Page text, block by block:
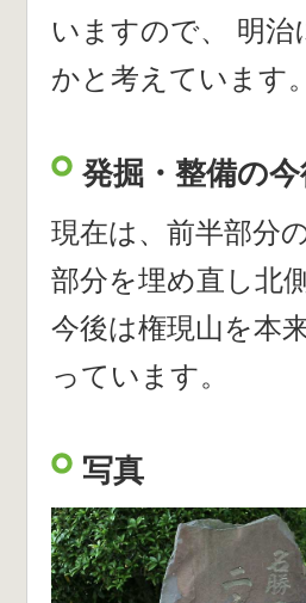
いますので、 明
かと考えています。
発掘・整備の
現在は、前半部分
部分を埋め直し北
今後は権現山を本
っています。
写真